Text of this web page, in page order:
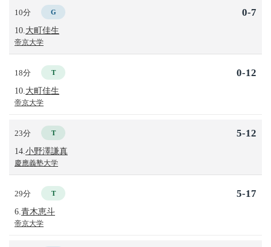
10分 G
10. 大町佳生
帝京大学
0-7
18分 T
10. 大町佳生
帝京大学
0-12
23分 T
14. 小野澤謙真
慶應義塾大学
5-12
29分 T
6. 青木恵斗
帝京大学
5-17